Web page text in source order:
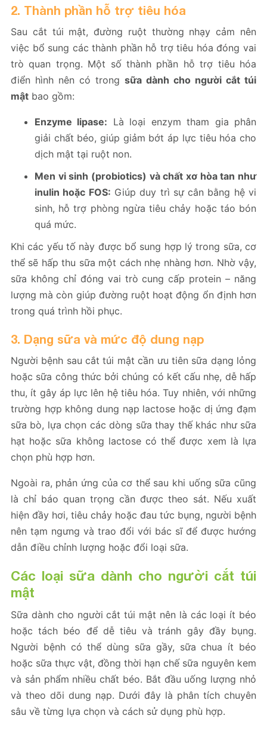
2. Thành phần hỗ trợ tiêu hóa
Sau cắt túi mật, đường ruột thường nhạy cảm nên
việc bổ sung các thành phần hỗ trợ tiêu hóa đóng vai
trò quan trọng. Một số thành phần hỗ trợ tiêu hóa
điển hình nên có trong sữa dành cho người cắt túi
mật bao gồm:
Enzyme lipase: Là loại enzym tham gia phân
giải chất béo, giúp giảm bớt áp lực tiêu hóa cho
dịch mật tại ruột non.
Men vi sinh (probiotics) và chất xơ hòa tan như
inulin hoặc FOS: Giúp duy trì sự cân bằng hệ vi
sinh, hỗ trợ phòng ngừa tiêu chảy hoặc táo bón
quá mức.
Khi các yếu tố này được bổ sung hợp lý trong sữa, cơ
thể sẽ hấp thu sữa một cách nhẹ nhàng hơn. Nhờ vậy,
sữa không chỉ đóng vai trò cung cấp protein – năng
lượng mà còn giúp đường ruột hoạt động ổn định hơn
trong quá trình hồi phục.
3. Dạng sữa và mức độ dung nạp
Người bệnh sau cắt túi mật cần ưu tiên sữa dạng lỏng
hoặc sữa công thức bởi chúng có kết cấu nhẹ, dễ hấp
thu, ít gây áp lực lên hệ tiêu hóa. Tuy nhiên, với những
trường hợp không dung nạp lactose hoặc dị ứng đạm
sữa bò, lựa chọn các dòng sữa thay thế khác như sữa
hạt hoặc sữa không lactose có thể được xem là lựa
chọn phù hợp hơn.
Ngoài ra, phản ứng của cơ thể sau khi uống sữa cũng
là chỉ báo quan trọng cần được theo sát. Nếu xuất
hiện đầy hơi, tiêu chảy hoặc đau tức bụng, người bệnh
nên tạm ngưng và trao đổi với bác sĩ để được hướng
dẫn điều chỉnh lượng hoặc đổi loại sữa.
Các loại sữa dành cho người cắt túi
mật
Sữa dành cho người cắt túi mật nên là các loại ít béo
hoặc tách béo để dễ tiêu và tránh gây đầy bụng.
Người bệnh có thể dùng sữa gầy, sữa chua ít béo
hoặc sữa thực vật, đồng thời hạn chế sữa nguyên kem
và sản phẩm nhiều chất béo. Bắt đầu uống lượng nhỏ
và theo dõi dung nạp. Dưới đây là phân tích chuyên
sâu về từng lựa chọn và cách sử dụng phù hợp.